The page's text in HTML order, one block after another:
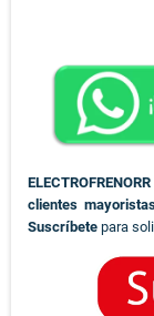
clientes
Suscríbete para